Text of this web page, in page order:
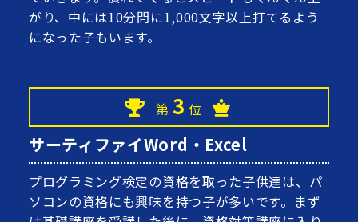
がり、中には10分間に1,000文字以上打てるよう
になった子もいます。
第 3 位
サーティファイWord・Excel
プログラミング検定の資格を取った子供達は、パ
ソコンの資格にも興味を持つ子が多いです。まず